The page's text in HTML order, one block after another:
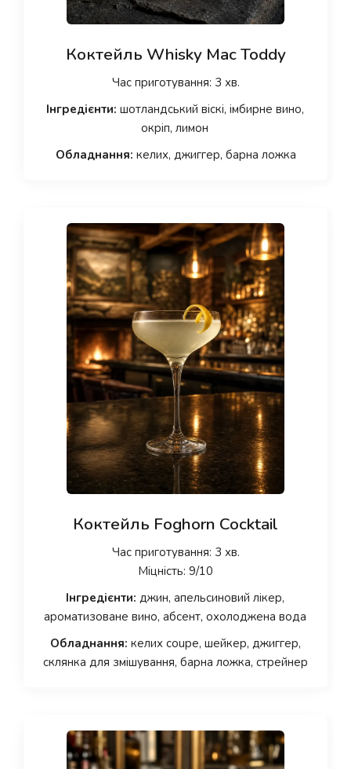
Коктейль Whisky Mac Toddy
Час приготування: 3 хв.
Інгредієнти: шотландський віскі, імбирне вино,
окріп, лимон
Обладнання: келих, джиггер, барна ложка
Коктейль Foghorn Cocktail
Час приготування: 3 хв.
Міцність: 9/10
Інгредієнти: джин, апельсиновий лікер,
ароматизоване вино, абсент, охолоджена вода
Обладнання: келих coupe, шейкер, джиггер,
склянка для змішування, барна ложка, стрейнер